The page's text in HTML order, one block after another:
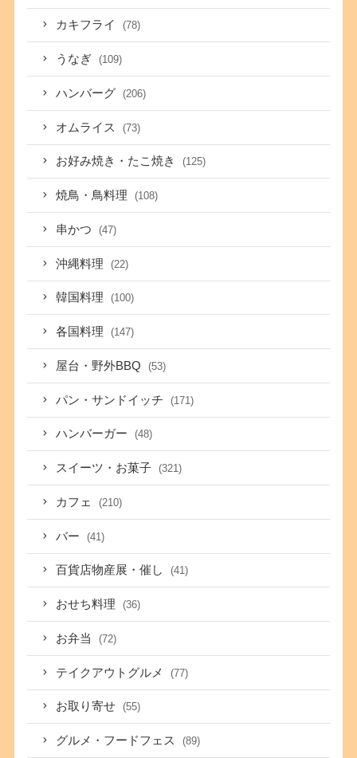
カキフライ (78)
うなぎ (109)
ハンバーグ (206)
オムライス (73)
お好み焼き・たこ焼き (125)
焼鳥・鳥料理 (108)
串かつ (47)
沖縄料理 (22)
韓国料理 (100)
各国料理 (147)
屋台・野外BBQ (53)
パン・サンドイッチ (171)
ハンバーガー (48)
スイーツ・お菓子 (321)
カフェ (210)
バー (41)
百貨店物産展・催し (41)
おせち料理 (36)
お弁当 (72)
テイクアウトグルメ (77)
お取り寄せ (55)
グルメ・フードフェス (89)